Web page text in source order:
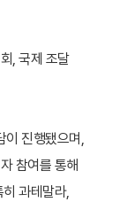
, 국제 조달
이 진행됐으며,
참여를 통해
과테말라,